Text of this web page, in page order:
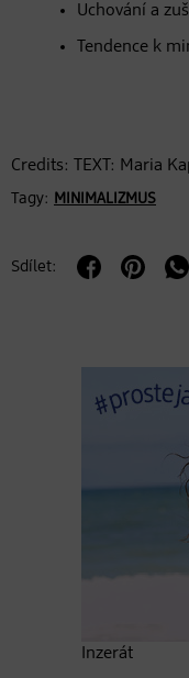
Uchování a
Tendence k
Credits: TEXT: Maria
Tagy: MINIMALIZMUS
Sdílet:
Inzerát